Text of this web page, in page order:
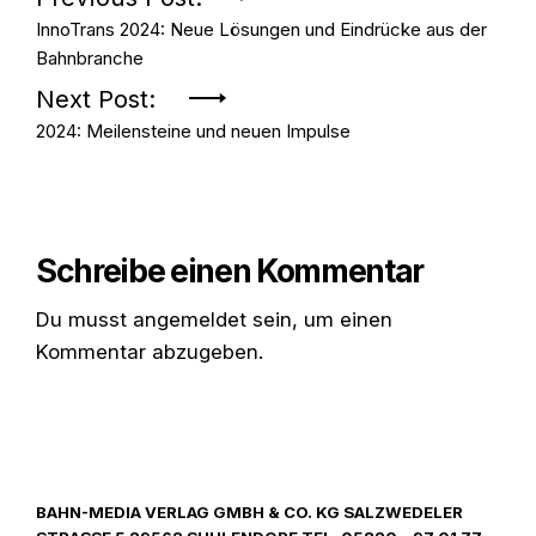
Navigation
InnoTrans 2024: Neue Lösungen und Eindrücke aus der
Bahnbranche
Next Post:
2024: Meilensteine und neuen Impulse
Schreibe einen Kommentar
Du musst angemeldet sein, um einen
Kommentar abzugeben.
BAHN-MEDIA VERLAG GMBH & CO. KG SALZWEDELER